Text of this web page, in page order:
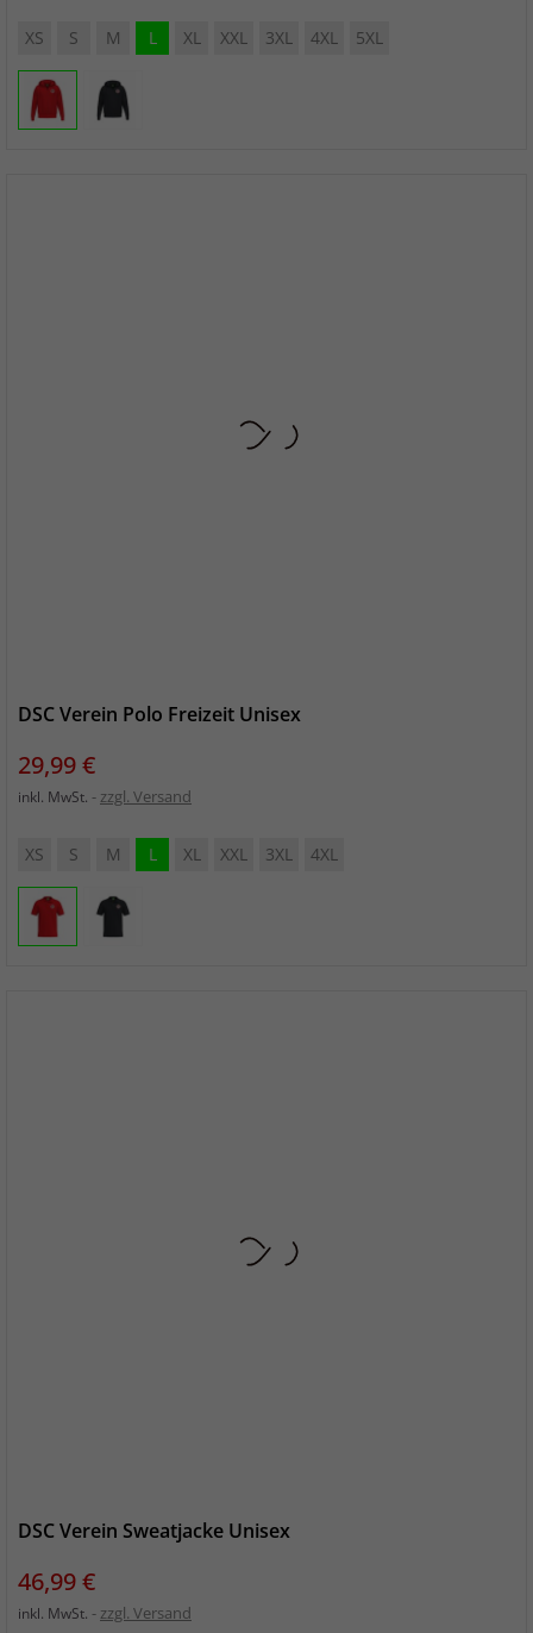
XS S M L XL XXL 3XL 4XL 5XL
DSC Verein Polo Freizeit Unisex
Preis
29,99 €
inkl. MwSt. zzgl. Versand
XS S M L XL XXL 3XL 4XL
DSC Verein Sweatjacke Unisex
Preis
46,99 €
inkl. MwSt. zzgl. Versand